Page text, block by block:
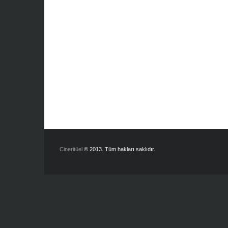
Cineritüel © 2013. Tüm hakları saklıdır.